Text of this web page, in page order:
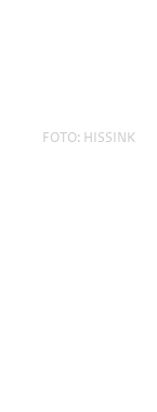
FOTO: HISSINK